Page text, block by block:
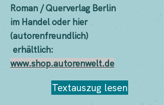
Roman / Querverlag Berlin ​​
im Handel oder hier
(autorenfreundlich)
erhältlich:​
www.shop.autorenwelt.de
Textauszug lesen